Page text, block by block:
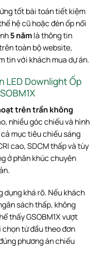
tốt bài toán tiết kiệm
hệ cũ hoặc đèn ốp nổi
5 nămlà thông tin
toàn bộ website,
tin với khách mua dự án.
LED Downlight Ốp
trên trần không
nhiều góc chiếu và hình
mục tiêu chiếu sáng
cao, SDCM thấp và tùy
ở phân khúc chuyên
dụng khá rõ. Nếu khách
sách thấp, không
thấy GSOBM1X vượt
từ đầu theo đơn
phương án chiếu